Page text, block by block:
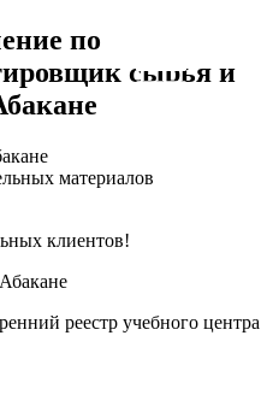
по
сырья и
материалов
клиентов!
реестр учебного центра